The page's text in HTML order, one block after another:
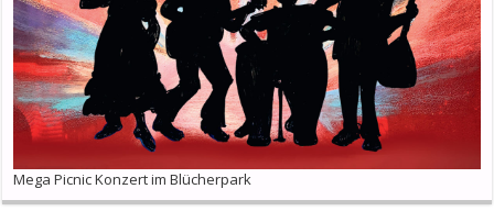
Mega Picnic Konzert im Blücherpark